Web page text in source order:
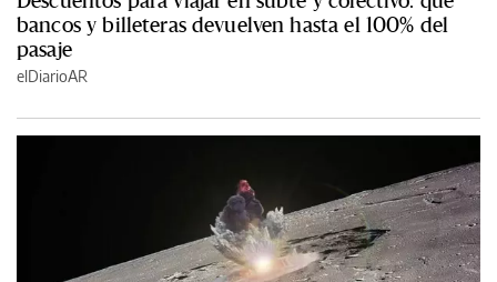
bancos y billeteras devuelven hasta el 100% del
pasaje
elDiarioAR